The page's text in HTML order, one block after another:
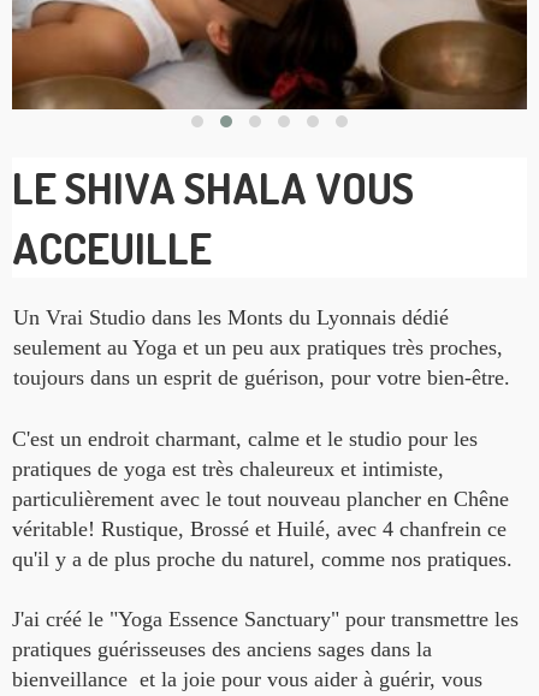
LE SHIVA SHALA VOUS
ACCEUILLE
Un Vrai Studio dans les Monts du Lyonnais dédié
seulement au Yoga et un peu aux pratiques très proches,
toujours dans un esprit de guérison, pour votre bien-être.
C'est un endroit charmant, calme et le studio pour les
pratiques de yoga est très chaleureux et intimiste,
particulièrement avec le tout nouveau plancher en Chêne
véritable! Rustique, Brossé et Huilé, avec 4 chanfrein ce
qu'il y a de plus proche du naturel, comme nos pratiques.
J'ai créé le "Yoga Essence Sanctuary" pour transmettre les
pratiques guérisseuses des anciens sages dans la
bienveillance et la joie pour vous aider à guérir, vous